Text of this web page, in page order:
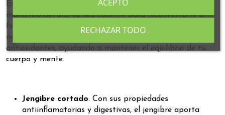
Esta infusión es ideal para disfrutar en cualquier
momento del día, ya sea caliente para reconfortarte o
fría para refrescarte. Su combinación de ingredientes
naturales ofrece beneficios digestivos, energizantes y
antioxidantes, ayudando a mantener el equilibrio de tu
cuerpo y mente.
Jengibre cortado: Con sus propiedades
antiinflamatorias y digestivas, el jengibre aporta
RECHAZAR TODO
ACEPTO